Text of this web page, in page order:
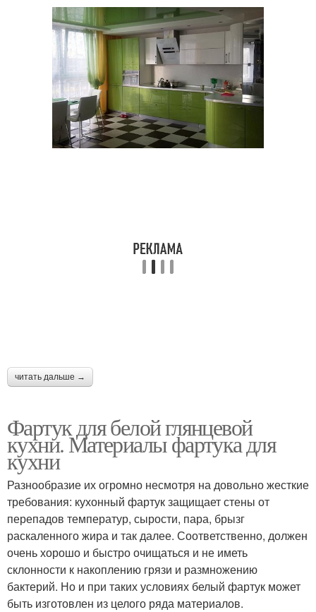
читать дальше →
Фартук для белой глянцевой
кухни. Материалы фартука для
кухни
Разнообразие их огромно несмотря на довольно жесткие
требования: кухонный фартук защищает стены от
перепадов температур, сырости, пара, брызг
раскаленного жира и так далее. Соответственно, должен
очень хорошо и быстро очищаться и не иметь
склонности к накоплению грязи и размножению
бактерий. Но и при таких условиях белый фартук может
быть изготовлен из целого ряда материалов.